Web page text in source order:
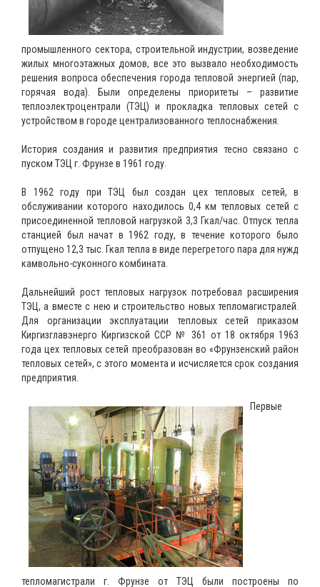
промышленного сектора, строительной индустрии, возведение
жилых многоэтажных домов, все это вызвало необходимость
решения вопроса обеспечения города тепловой энергией (пар,
горячая вода). Были определены приоритеты – развитие
теплоэлектроцентрали (ТЭЦ) и прокладка тепловых сетей с
устройством в городе централизованного теплоснабжения.
История создания и развития предприятия тесно связано с
пуском ТЭЦ г. Фрунзе в 1961 году.
В 1962 году при ТЭЦ был создан цех тепловых сетей, в
обслуживании которого находилось 0,4 км тепловых сетей с
присоединенной тепловой нагрузкой 3,3 Гкал/час. Отпуск тепла
станцией был начат в 1962 году, в течение которого было
отпущено 12,3 тыс. Гкал тепла в виде перегретого пара для нужд
камвольно-суконного комбината.
Дальнейший рост тепловых нагрузок потребовал расширения
ТЭЦ, а вместе с нею и строительство новых тепломагистралей.
Для организации эксплуатации тепловых сетей приказом
Киргизглавэнерго Киргизской ССР № 361 от 18 октября 1963
года цех тепловых сетей преобразован во «Фрунзенский район
тепловых сетей», с этого момента и исчисляется срок создания
предприятия.
Первые
тепломагистрали г. Фрунзе от ТЭЦ были построены по